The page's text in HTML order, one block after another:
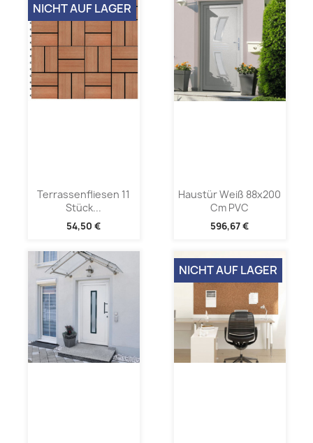
Terrassenfliesen 11
Stück...
54,50 €
NICHT AUF LAGER
Haustür Weiß 88x200
Cm PVC
596,67 €
NICHT AUF LAGER